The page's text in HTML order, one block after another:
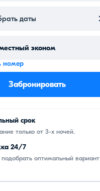
даты
номер
Забронировать
срок
только от 3-х ночей.
24/7
оптимальный вариант